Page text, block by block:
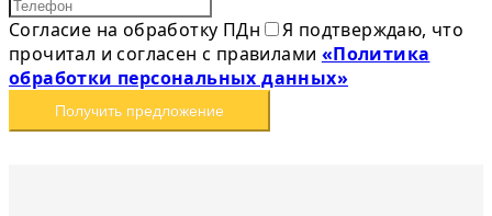
Согласие на обработку ПДн
Я подтверждаю, что
прочитал и согласен с правилами «Политика
обработки персональных данных»
Получить предложение